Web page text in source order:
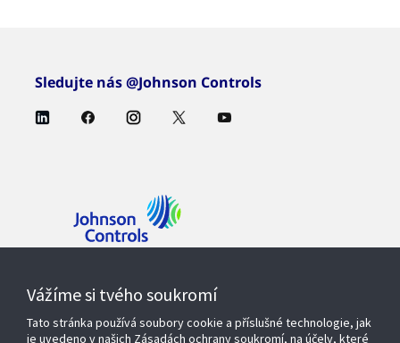
Sledujte nás @Johnson Controls
Vážíme si tvého soukromí
Tato stránka používá soubory cookie a příslušné technologie, jak
je uvedeno v našich Zásadách ochrany soukromí, na účely, které